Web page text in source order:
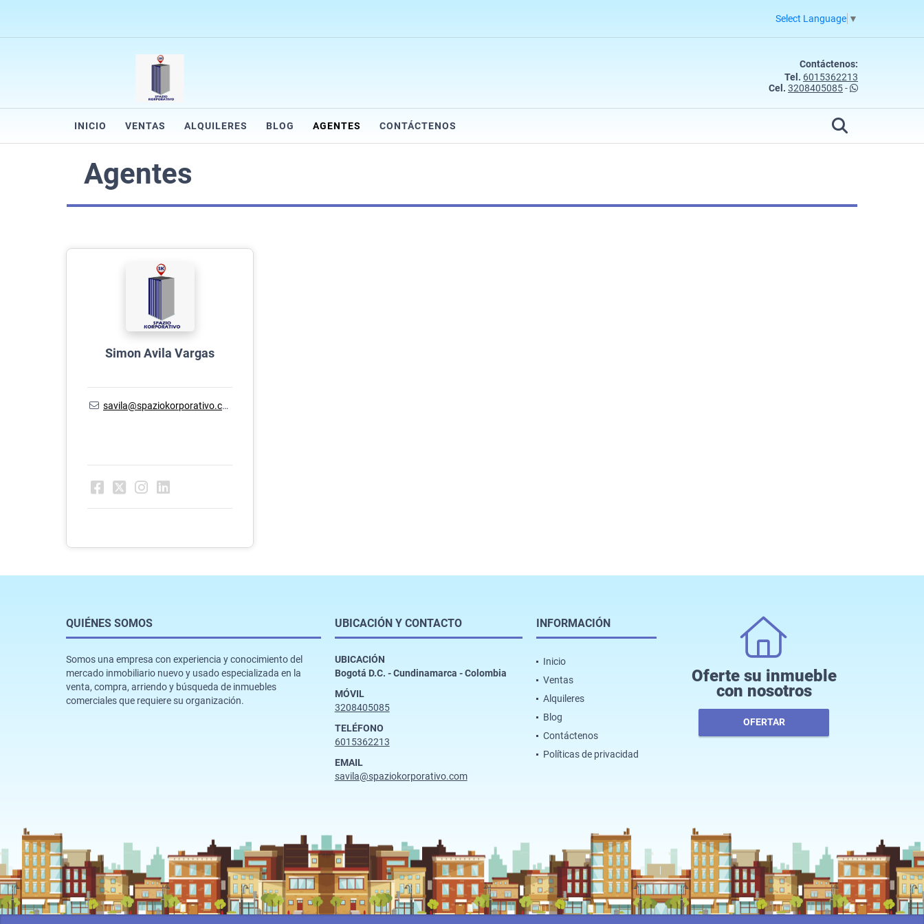
Select Language ▼
Contáctenos:
Tel. 6015362213
Cel. 3208405085-
INICIO VENTAS ALQUILERES BLOG AGENTES CONTÁCTENOS
Agentes
Simon Avila Vargas
savila@spaziokorporativo.com
QUIÉNES SOMOS
Somos una empresa con experiencia y conocimiento del
mercado inmobiliario nuevo y usado especializada en la
venta, compra, arriendo y búsqueda de inmuebles
comerciales que requiere su organización.
UBICACIÓN Y CONTACTO
UBICACIÓN
Bogotá D.C. - Cundinamarca - Colombia
MÓVIL
3208405085
TELÉFONO
6015362213
EMAIL
savila@spaziokorporativo.com
INFORMACIÓN
Inicio
Ventas
Alquileres
Blog
Contáctenos
Políticas de privacidad
Oferte su inmueble
con nosotros
OFERTAR